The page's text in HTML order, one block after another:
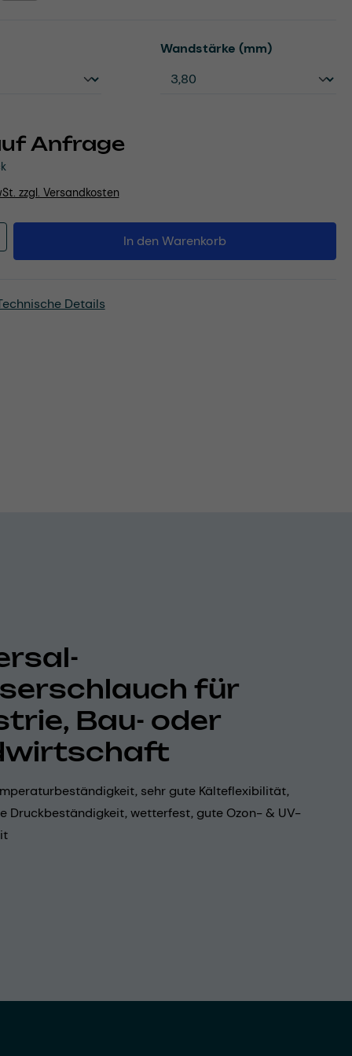
Anfrage
zzgl. Versandkosten
Wandstärke (mm)auswählen
Gib den gewünschten Wert
In den Warenkorb
Details
für
Bau- oder
sehr gute Kälteflexibilität,
Druckbeständigkeit, wetterfest, gute Ozon- & UV-